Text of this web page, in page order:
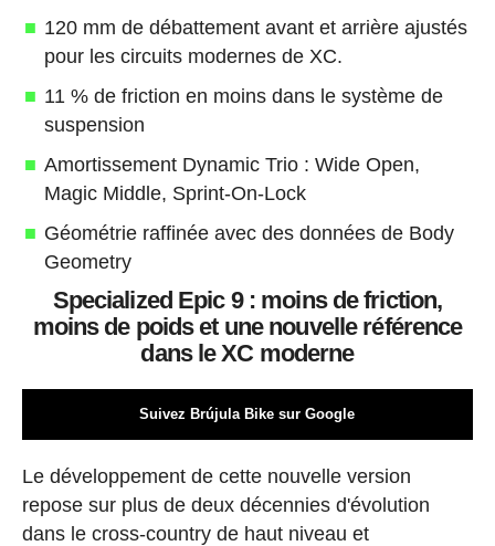
120 mm de débattement avant et arrière ajustés
pour les circuits modernes de XC.
11 % de friction en moins dans le système de
suspension
Amortissement Dynamic Trio : Wide Open,
Magic Middle, Sprint-On-Lock
Géométrie raffinée avec des données de Body
Geometry
Specialized Epic 9 : moins de friction,
moins de poids et une nouvelle référence
dans le XC moderne
Suivez Brújula Bike sur Google
Le développement de cette nouvelle version
repose sur plus de deux décennies d'évolution
dans le cross-country de haut niveau et